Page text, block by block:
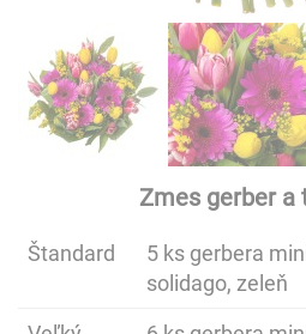
Zmes gerber a
Štandard
5 ks gerbera
solidago, zeleň